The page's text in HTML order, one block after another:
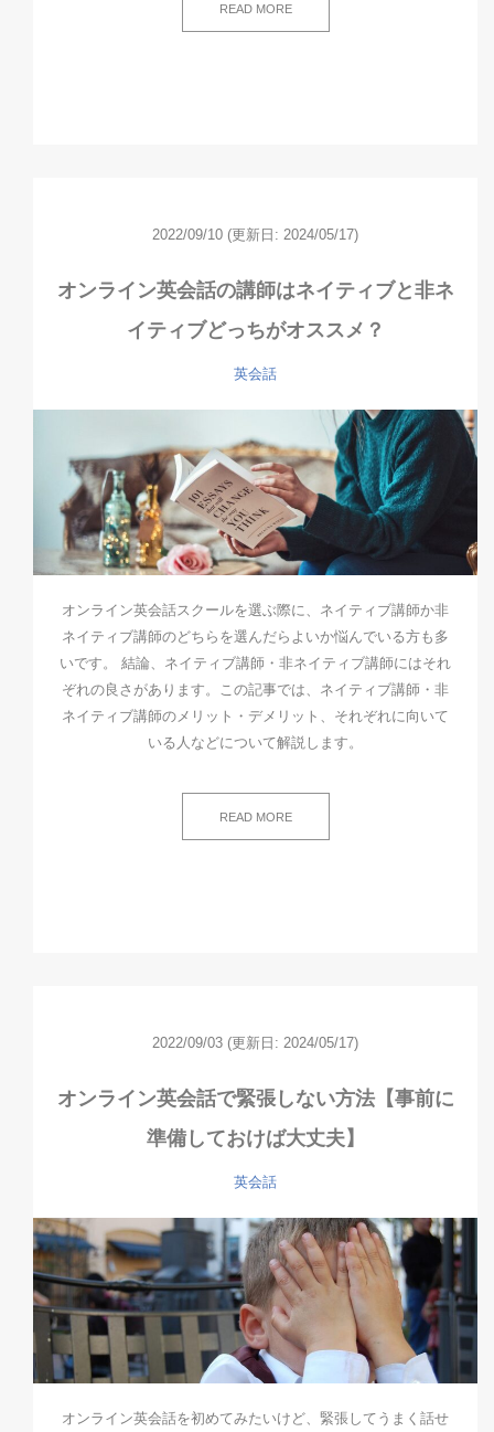
READ MORE
2022/09/10 (更新日: 2024/05/17)
オンライン英会話の講師はネイティブと非ネ
イティブどっちがオススメ？
英会話
オンライン英会話スクールを選ぶ際に、ネイティブ講師か非
ネイティブ講師のどちらを選んだらよいか悩んでいる方も多
いです。 結論、ネイティブ講師・非ネイティブ講師にはそれ
ぞれの良さがあります。この記事では、ネイティブ講師・非
ネイティブ講師のメリット・デメリット、それぞれに向いて
いる人などについて解説します。
READ MORE
2022/09/03 (更新日: 2024/05/17)
オンライン英会話で緊張しない方法【事前に
準備しておけば大丈夫】
英会話
オンライン英会話を初めてみたいけど、緊張してうまく話せ